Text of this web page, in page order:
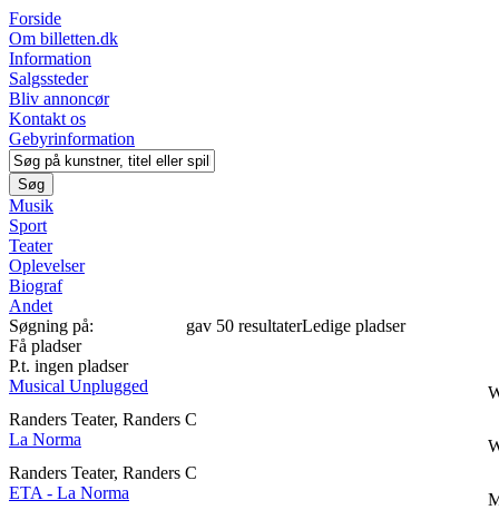
Forside
Om billetten.dk
Information
Salgssteder
Bliv annoncør
Kontakt os
Gebyrinformation
Musik
Sport
Teater
Oplevelser
Biograf
Andet
Søgning på:
gav 50 resultaterLedige pladser
Få pladser
P.t. ingen pladser
Musical Unplugged
Randers Teater, Randers C
La Norma
Randers Teater, Randers C
ETA - La Norma